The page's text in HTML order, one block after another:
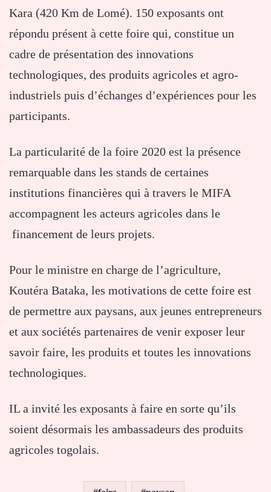
Kara (420 Km de Lomé). 150 exposants ont
répondu présent à cette foire qui, constitue un
cadre de présentation des innovations
technologiques, des produits agricoles et agro-
industriels puis d’échanges d’expériences pour les
participants.
La particularité de la foire 2020 est la présence
remarquable dans les stands de certaines
institutions financières qui à travers le MIFA
accompagnent les acteurs agricoles dans le
financement de leurs projets.
Pour le ministre en charge de l’agriculture,
Koutéra Bataka, les motivations de cette foire est
de permettre aux paysans, aux jeunes entrepreneurs
et aux sociétés partenaires de venir exposer leur
savoir faire, les produits et toutes les innovations
technologiques.
IL a invité les exposants à faire en sorte qu’ils
soient désormais les ambassadeurs des produits
agricoles togolais.